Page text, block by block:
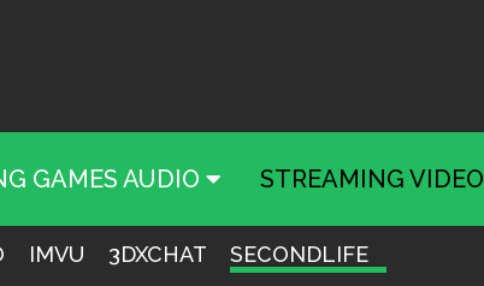
GAMES AUDIO STREAMING VIDEO
IMVU 3DXCHAT SECONDLIFE